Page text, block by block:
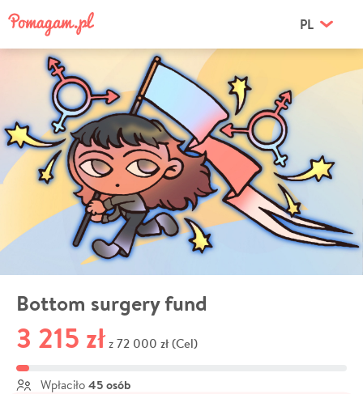
PL
Bottom surgery fund
3 215 zł z 72 000 zł (Cel)
Wpłaciło 45 osób